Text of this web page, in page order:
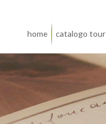
home catalogo tour